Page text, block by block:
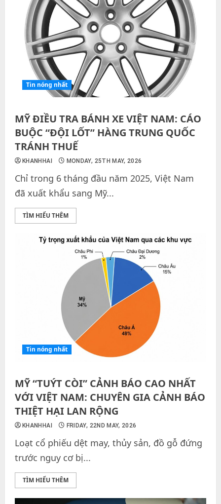
Tin nóng nhất
MỸ ĐIỀU TRA BÁNH XE VIỆT NAM: CÁO
BUỘC “ĐỘI LỐT” HÀNG TRUNG QUỐC
TRÁNH THUẾ
KHANHHAI MONDAY, 25TH MAY, 2026
Chỉ trong 6 tháng đầu năm 2025, Việt Nam
đã xuất khẩu sang Mỹ...
TÌM HIỂU THÊM
Tin nóng nhất
MỸ “TUÝT CÒI” CẢNH BÁO CAO NHẤT
VỚI VIỆT NAM: CHUYÊN GIA CẢNH BÁO
THIỆT HẠI LAN RỘNG
KHANHHAI FRIDAY, 22ND MAY, 2026
Loạt cổ phiếu dệt may, thủy sản, đồ gỗ đứng
trước nguy cơ bị...
TÌM HIỂU THÊM